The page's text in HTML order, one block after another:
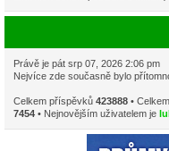
Právě je pát srp 07, 2026 2:06 pm
Nejvíce zde současně bylo
Celkem příspěvků 423888 •
7454 • Nejnovějším uživatelem je